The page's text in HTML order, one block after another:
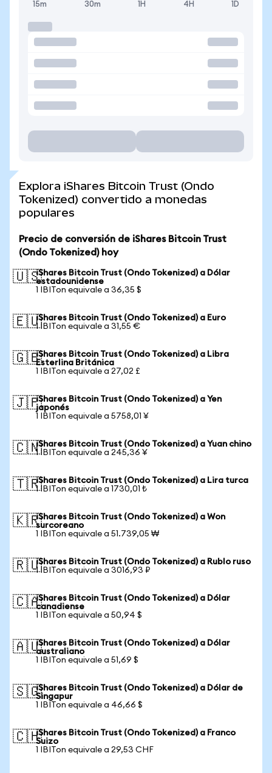
15m 30m 1H 4H 1D
Explora iShares Bitcoin Trust (Ondo
Tokenized) convertido a monedas
populares
Precio de conversión de iShares Bitcoin Trust
(Ondo Tokenized) hoy
🇺🇸iShares Bitcoin Trust (Ondo Tokenized) a Dólar
estadounidense
1 IBITon equivale a 36,35 $
🇪🇺iShares Bitcoin Trust (Ondo Tokenized) a Euro
1 IBITon equivale a 31,55 €
🇬🇧iShares Bitcoin Trust (Ondo Tokenized) a Libra
Esterlina Británica
1 IBITon equivale a 27,02 £
🇯🇵iShares Bitcoin Trust (Ondo Tokenized) a Yen
japonés
1 IBITon equivale a 5758,01 ¥
🇨🇳iShares Bitcoin Trust (Ondo Tokenized) a Yuan chino
1 IBITon equivale a 245,36 ¥
🇹🇷iShares Bitcoin Trust (Ondo Tokenized) a Lira turca
1 IBITon equivale a 1730,01 ₺
🇰🇷iShares Bitcoin Trust (Ondo Tokenized) a Won
surcoreano
1 IBITon equivale a 51.739,05 ₩
🇷🇺iShares Bitcoin Trust (Ondo Tokenized) a Rublo ruso
1 IBITon equivale a 3016,93 ₽
🇨🇦iShares Bitcoin Trust (Ondo Tokenized) a Dólar
canadiense
1 IBITon equivale a 50,94 $
🇦🇺iShares Bitcoin Trust (Ondo Tokenized) a Dólar
australiano
1 IBITon equivale a 51,69 $
🇸🇬iShares Bitcoin Trust (Ondo Tokenized) a Dólar de
Singapur
1 IBITon equivale a 46,66 $
🇨🇭iShares Bitcoin Trust (Ondo Tokenized) a Franco
Suizo
1 IBITon equivale a 29,53 CHF